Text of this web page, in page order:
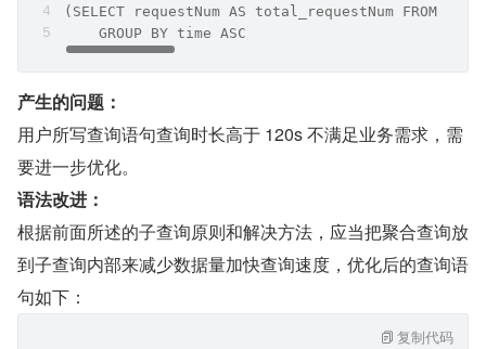
(SELECT requestNum AS total_requestNum FROM
    GROUP BY time ASC
产生的问题：
用户所写查询语句查询时长高于 120s 不满足业务需求，需
要进一步优化。
语法改进：
根据前面所述的子查询原则和解决方法，应当把聚合查询放
到子查询内部来减少数据量加快查询速度，优化后的查询语
句如下：
复制代码